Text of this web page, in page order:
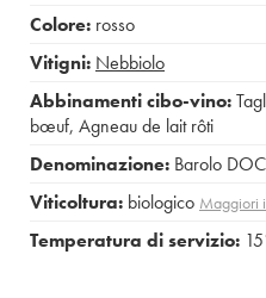
Colore: rosso
Vitigni: Nebbiolo
Abbinamenti cibo-vino:
bœuf, Agneau de lait rôti
Denominazione: Barolo
Viticoltura: biologico Maggiori
Temperatura di servizio: